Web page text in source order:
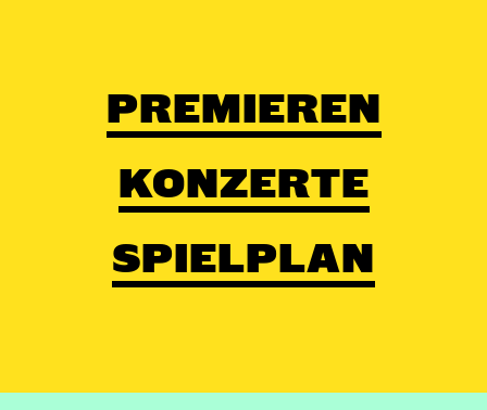
PREMIEREN
KONZERTE
SPIELPLAN